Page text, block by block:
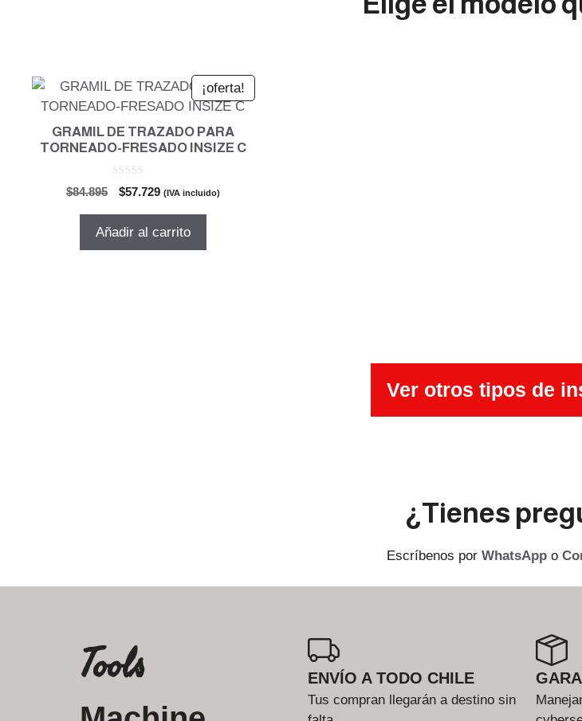
¡oferta!
GRAMIL DE TRAZADO PARA
TORNEADO-FRESADO INSIZE C
$84.895
El
original
era:
$57.729El
actual
es:
(IVA incluido)
Añadir al carrito
Ver otros tipos de
¿Tienes
Escríbenos por WhatsApp o
Tools ENVÍO A TODO CHILE
Tus compran llegarán a destino sin